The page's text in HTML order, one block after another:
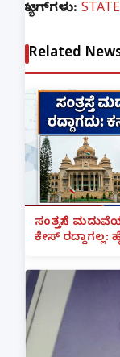
ಟ್ಯಾಗ್‌ಗಳು: STATE
Related
ಸಂತ್ರಸ್ತೆಗೆ
ಕೇಸ್